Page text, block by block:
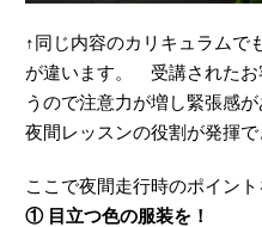
↑同じ内容のカリキュラムで
が違います。 受講されたお
うので注意力が増し緊張感
夜間レッスンの役割が発揮で
ここで夜間走行時のポイント
① 目立つ色の服装を！